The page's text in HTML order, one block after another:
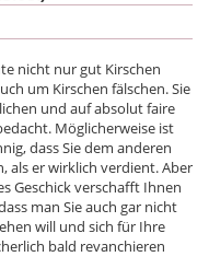
nicht nur gut Kirschen
um Kirschen fälschen. Sie
und auf absolut faire
Möglicherweise ist
dass Sie dem anderen
als er wirklich verdient. Aber
Geschick verschafft Ihnen
man Sie auch gar nicht
will und sich für Ihre
bald revanchieren